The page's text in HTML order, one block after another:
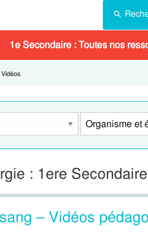
1e Secondaire : Toutes nos
Current:
Vidéos
: 1ere Secondaire
– Vidéos